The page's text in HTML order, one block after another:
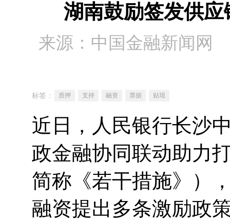
湖南鼓励签发供
来源：中国金融新闻网
标签： 质押 支持 融资 票据 贴现
近日，人民银行长沙
政金融协同联动助力
简称《若干措施》）
融资提出多条激励政